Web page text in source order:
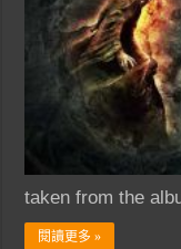
taken from the
閱讀更多 »